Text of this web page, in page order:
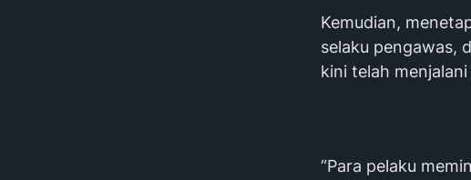
Kemudian,
selaku pengawas,
kini telah
“Para pelaku